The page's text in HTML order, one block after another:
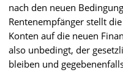
nach den neuen
Rentenempfänger stellt
Konten auf die neuen
also unbedingt, der
bleiben und